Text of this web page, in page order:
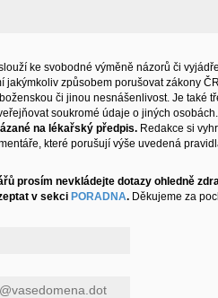
ke svobodné výměně názorů či
jakýmkoliv způsobem porušovat zákony
či jinou nesnášenlivost. Je také
soukromé údaje o jiných osobách.
na lékařský předpis. Redakce si
které porušují výše uvedená
prosím nevkládejte dotazy ohledně
v sekci PORADNA. Děkujeme za